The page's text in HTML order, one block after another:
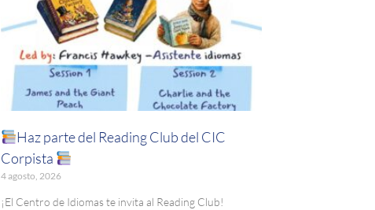
Haz parte del Reading Club del CIC
Corpista
4 agosto, 2026
¡El Centro de Idiomas te invita al Reading Club!